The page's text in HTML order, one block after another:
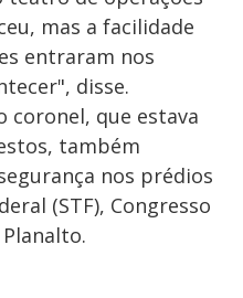
mas a facilidade
entraram nos
disse.
coronel, que estava
também
nos prédios
(STF), Congresso